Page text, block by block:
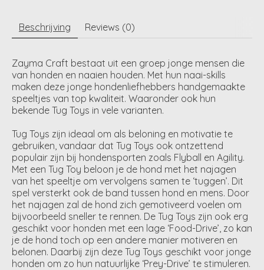
Beschrijving Reviews (0)
Zayma Craft bestaat uit een groep jonge mensen die
van honden en naaien houden. Met hun naai-skills
maken deze jonge hondenliefhebbers handgemaakte
speeltjes van top kwaliteit. Waaronder ook hun
bekende Tug Toys in vele varianten.
Tug Toys zijn ideaal om als beloning en motivatie te
gebruiken, vandaar dat Tug Toys ook ontzettend
populair zijn bij hondensporten zoals Flyball en Agility.
Met een Tug Toy beloon je de hond met het najagen
van het speeltje om vervolgens samen te ‘tuggen’. Dit
spel versterkt ook de band tussen hond en mens. Door
het najagen zal de hond zich gemotiveerd voelen om
bijvoorbeeld sneller te rennen. De Tug Toys zijn ook erg
geschikt voor honden met een lage ‘Food-Drive’, zo kan
je de hond toch op een andere manier motiveren en
belonen. Daarbij zijn deze Tug Toys geschikt voor jonge
honden om zo hun natuurlijke ‘Prey-Drive’ te stimuleren.